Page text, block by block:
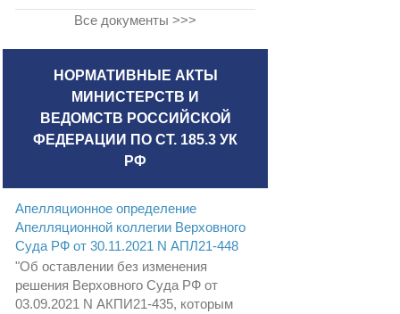
Все документы >>>
НОРМАТИВНЫЕ АКТЫ
МИНИСТЕРСТВ И
ВЕДОМСТВ РОССИЙСКОЙ
ФЕДЕРАЦИИ ПО СТ. 185.3 УК
РФ
Апелляционное определение
Апелляционной коллегии Верховного
Суда РФ от 30.11.2021 N АПЛ21-448
"Об оставлении без изменения
решения Верховного Суда РФ от
03.09.2021 N АКПИ21-435, которым